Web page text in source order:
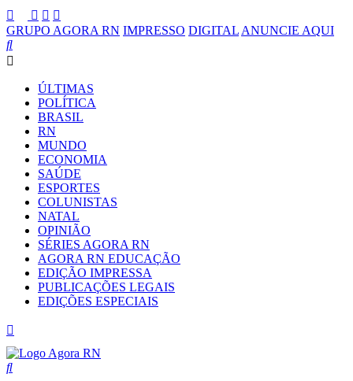
GRUPO AGORA RN IMPRESSO DIGITAL ANUNCIE AQUI
ÚLTIMAS
POLÍTICA
BRASIL
RN
MUNDO
ECONOMIA
SAÚDE
ESPORTES
COLUNISTAS
NATAL
OPINIÃO
SÉRIES AGORA RN
AGORA RN EDUCAÇÃO
EDIÇÃO IMPRESSA
PUBLICAÇÕES LEGAIS
EDIÇÕES ESPECIAIS